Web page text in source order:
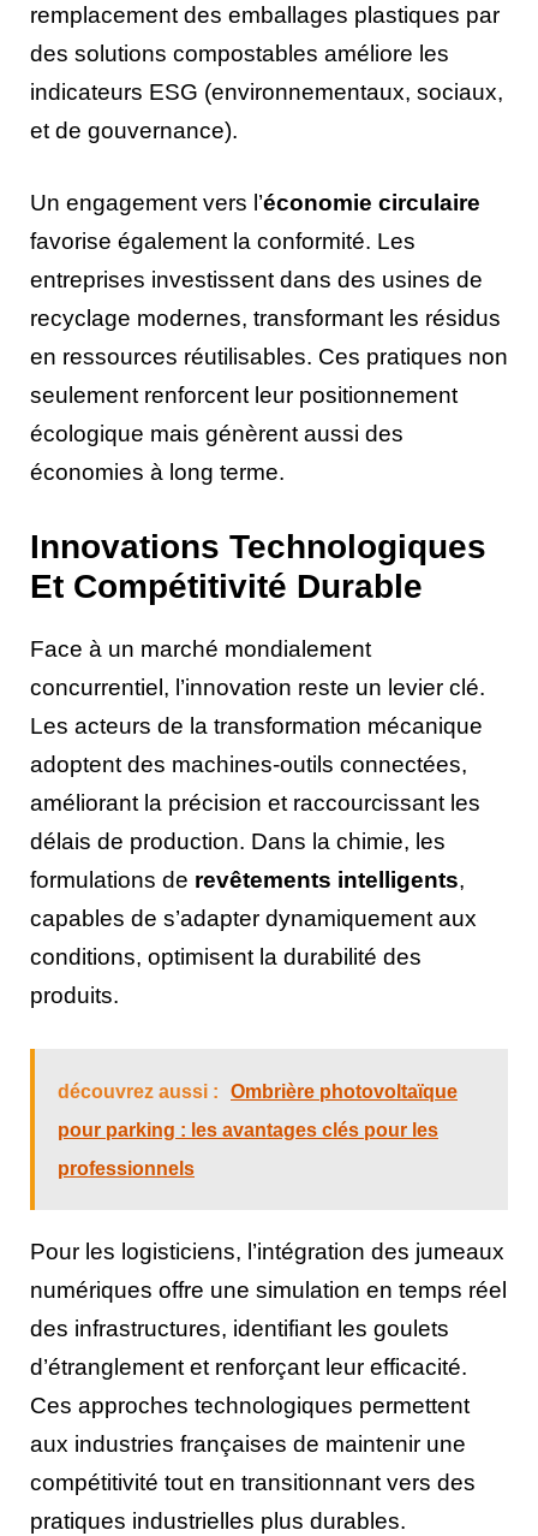
remplacement des emballages plastiques par
des solutions compostables améliore les
indicateurs ESG (environnementaux, sociaux,
et de gouvernance).
Un engagement vers l’économie circulaire
favorise également la conformité. Les
entreprises investissent dans des usines de
recyclage modernes, transformant les résidus
en ressources réutilisables. Ces pratiques non
seulement renforcent leur positionnement
écologique mais génèrent aussi des
économies à long terme.
Innovations Technologiques
Et Compétitivité Durable
Face à un marché mondialement
concurrentiel, l’innovation reste un levier clé.
Les acteurs de la transformation mécanique
adoptent des machines-outils connectées,
améliorant la précision et raccourcissant les
délais de production. Dans la chimie, les
formulations de revêtements intelligents,
capables de s’adapter dynamiquement aux
conditions, optimisent la durabilité des
produits.
découvrez aussi :
Ombrière photovoltaïque
pour parking : les avantages clés pour les
professionnels
Pour les logisticiens, l’intégration des jumeaux
numériques offre une simulation en temps réel
des infrastructures, identifiant les goulets
d’étranglement et renforçant leur efficacité.
Ces approches technologiques permettent
aux industries françaises de maintenir une
compétitivité tout en transitionnant vers des
pratiques industrielles plus durables.